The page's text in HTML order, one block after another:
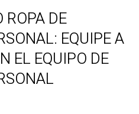
ROPA DE
EQUIPE A
EL EQUIPO DE